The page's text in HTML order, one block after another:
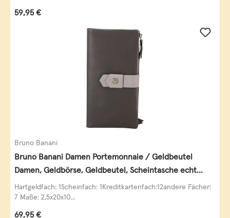
Regulärer Preis:
59,95 €
Bruno Banani
Bruno Banani Damen Portemonnaie / Geldbeutel
Damen, Geldbörse, Geldbeutel, Scheintasche echt
Leder
Hartgeldfach: 1Scheinfach: 1Kreditkartenfach:12andere Fächer:
7 Maße: 2,5x20x10...
Regulärer Preis:
69,95 €